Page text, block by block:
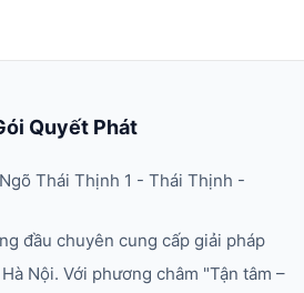
Quyết Phát
Thái Thịnh 1 - Thái Thịnh -
đầu chuyên cung cấp giải pháp
Nội. Với phương châm "Tận tâm –